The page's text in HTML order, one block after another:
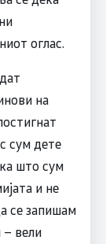
оглас.
на
сум дете
што сум
и не
се запишам
– вели